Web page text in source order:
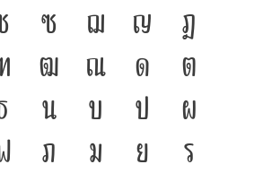
ซ ฌ ญ
ฎ
ฒ ณ ด
ต
น บ ป
ผ
ภ ม ย
ร